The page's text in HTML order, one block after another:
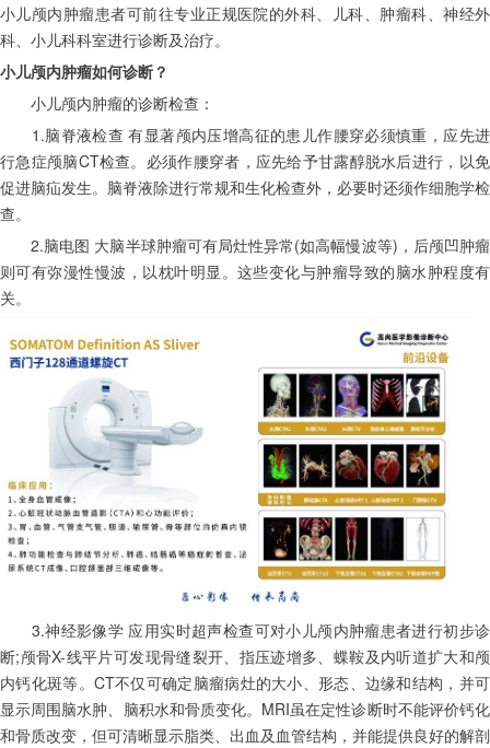
小儿颅内肿瘤患者可前往专业正规医院的外科、儿科、肿瘤科、神经外
科、小儿科科室进行诊断及治疗。
小儿颅内肿瘤如何诊断？
小儿颅内肿瘤的诊断检查：
1.脑脊液检查 有显著颅内压增高征的患儿作腰穿必须慎重，应先进
行急症颅脑CT检查。必须作腰穿者，应先给予甘露醇脱水后进行，以免
促进脑疝发生。脑脊液除进行常规和生化检查外，必要时还须作细胞学检
查。
2.脑电图 大脑半球肿瘤可有局灶性异常(如高幅慢波等)，后颅凹肿瘤
则可有弥漫性慢波，以枕叶明显。这些变化与肿瘤导致的脑水肿程度有
关。
3.神经影像学 应用实时超声检查可对小儿颅内肿瘤患者进行初步诊
断;颅骨X-线平片可发现骨缝裂开、指压迹增多、蝶鞍及内听道扩大和颅
内钙化斑等。CT不仅可确定脑瘤病灶的大小、形态、边缘和结构，并可
显示周围脑水肿、脑积水和骨质变化。MRI虽在定性诊断时不能评价钙化
和骨质改变，但可清晰显示脂类、出血及血管结构，并能提供良好的解剖